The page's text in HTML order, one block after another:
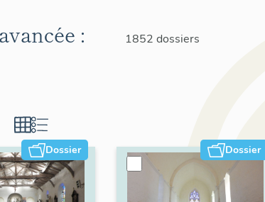
: 1852 dossiers
Dossier Dossier